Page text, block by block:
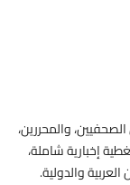
والمحررين،
إخبارية شاملة،
والدولية.